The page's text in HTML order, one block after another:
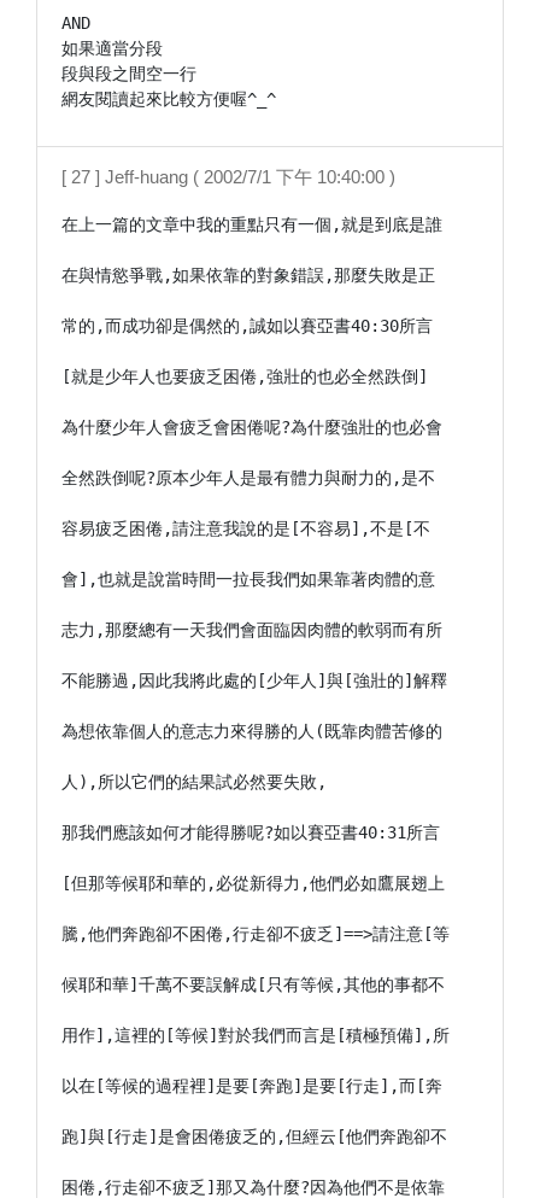
AND
如果適當分段
段與段之間空一行
網友閱讀起來比較方便喔^_^
[ 27 ] Jeff-huang ( 2002/7/1 下午 10:40:00 )
在上一篇的文章中我的重點只有一個,就是到底是誰
在與情慾爭戰,如果依靠的對象錯誤,那麼失敗是正
常的,而成功卻是偶然的,誠如以賽亞書40:30所言
[就是少年人也要疲乏困倦,強壯的也必全然跌倒]
為什麼少年人會疲乏會困倦呢?為什麼強壯的也必會
全然跌倒呢?原本少年人是最有體力與耐力的,是不
容易疲乏困倦,請注意我說的是[不容易],不是[不
會],也就是說當時間一拉長我們如果靠著肉體的意
志力,那麼總有一天我們會面臨因肉體的軟弱而有所
不能勝過,因此我將此處的[少年人]與[強壯的]解釋
為想依靠個人的意志力來得勝的人(既靠肉體苦修的
人),所以它們的結果試必然要失敗,
那我們應該如何才能得勝呢?如以賽亞書40:31所言
[但那等候耶和華的,必從新得力,他們必如鷹展翅上
騰,他們奔跑卻不困倦,行走卻不疲乏]==>請注意[等
候耶和華]千萬不要誤解成[只有等候,其他的事都不
用作],這裡的[等候]對於我們而言是[積極預備],所
以在[等候的過程裡]是要[奔跑]是要[行走],而[奔
跑]與[行走]是會困倦疲乏的,但經云[他們奔跑卻不
困倦,行走卻不疲乏]那又為什麼?因為他們不是依靠